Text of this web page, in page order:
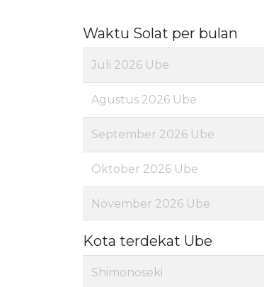
Waktu Solat per bulan
Juli 2026 Ube
Agustus 2026 Ube
September 2026 Ube
Oktober 2026 Ube
November 2026 Ube
Kota terdekat Ube
Shimonoseki